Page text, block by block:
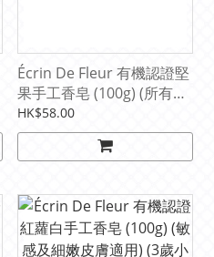
Écrin De Fleur 有機認證堅
果手工香皂 (100g) (所有膚
質適用)
HK$58.00